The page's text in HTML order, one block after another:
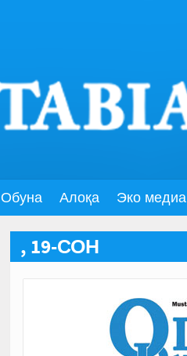
Обуна Алоқа Эко медиа
, 19-СОН